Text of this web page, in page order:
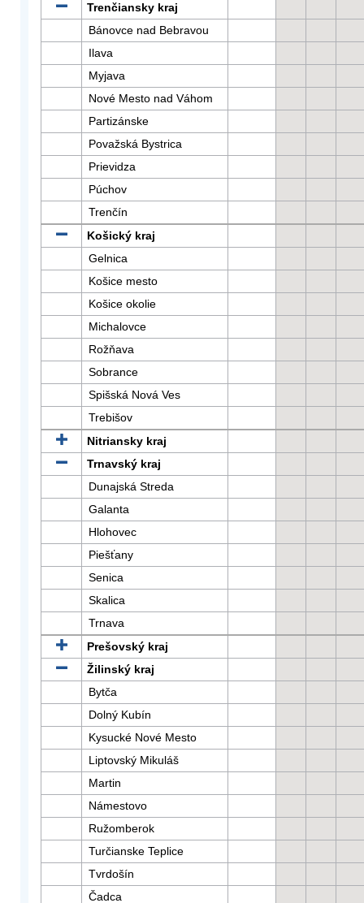
Trenčiansky kraj
Bánovce nad Bebravou
Ilava
Myjava
Nové Mesto nad Váhom
Partizánske
Považská Bystrica
Prievidza
Púchov
Trenčín
Košický kraj
Gelnica
Košice mesto
Košice okolie
Michalovce
Rožňava
Sobrance
Spišská Nová Ves
Trebišov
Nitriansky kraj
Trnavský kraj
Dunajská Streda
Galanta
Hlohovec
Piešťany
Senica
Skalica
Trnava
Prešovský kraj
Žilinský kraj
Bytča
Dolný Kubín
Kysucké Nové Mesto
Liptovský Mikuláš
Martin
Námestovo
Ružomberok
Turčianske Teplice
Tvrdošín
Čadca